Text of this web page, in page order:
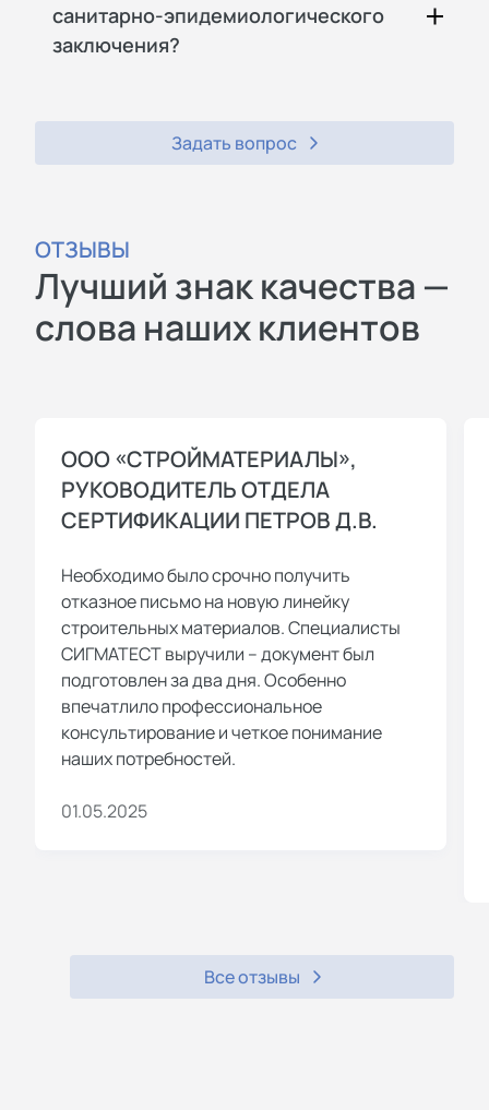
санитарно-эпидемиологического
заключения?
Задать вопрос
ОТЗЫВЫ
Лучший знак качества —
слова наших клиентов
ООО «СТРОЙМАТЕРИАЛЫ»,
РУКОВОДИТЕЛЬ ОТДЕЛА
СЕРТИФИКАЦИИ ПЕТРОВ Д.В.
Необходимо было срочно получить
отказное письмо на новую линейку
строительных материалов. Специалисты
СИГМАТЕСТ выручили – документ был
подготовлен за два дня. Особенно
впечатлило профессиональное
консультирование и четкое понимание
наших потребностей.
01.05.2025
Все отзывы